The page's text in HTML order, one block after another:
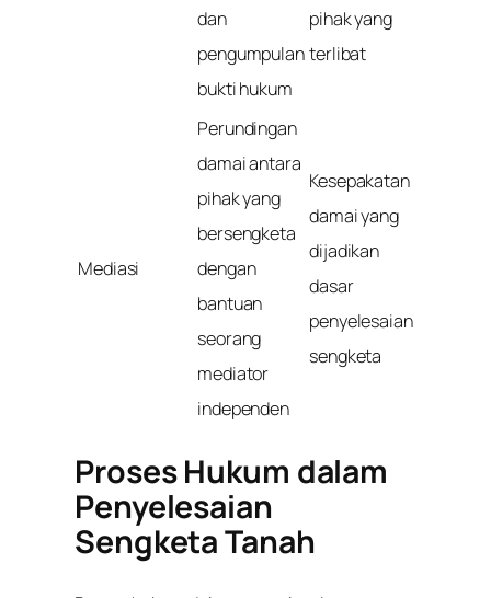
dan
pengumpulan
bukti hukum
pihak yang
terlibat
Mediasi
Perundingan
damai antara
pihak yang
bersengketa
dengan
bantuan
seorang
mediator
independen
Kesepakatan
damai yang
dijadikan
dasar
penyelesaian
sengketa
Proses Hukum dalam
Penyelesaian
Sengketa Tanah